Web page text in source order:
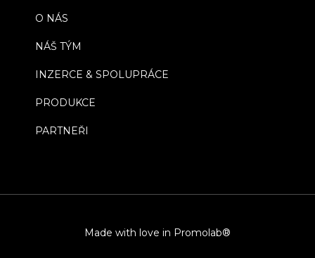
O NÁS
NÁŠ TÝM
INZERCE & SPOLUPRÁCE
PRODUKCE
PARTNEŘI
Made with love in Promolab®